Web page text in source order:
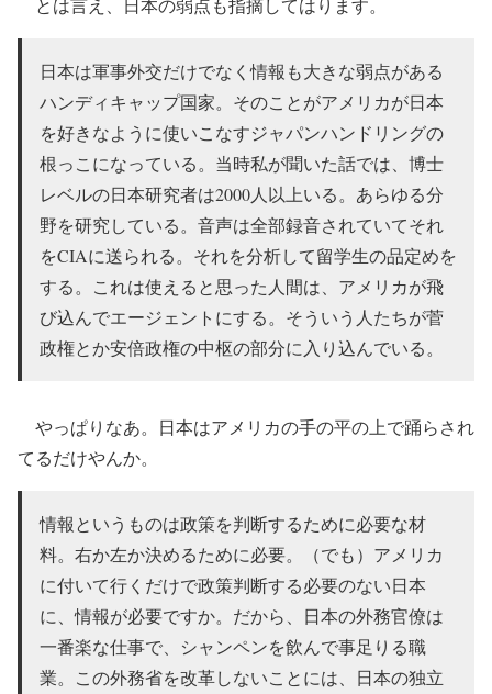
とは言え、日本の弱点も指摘してはります。
日本は軍事外交だけでなく情報も大きな弱点がある
ハンディキャップ国家。そのことがアメリカが日本
を好きなように使いこなすジャパンハンドリングの
根っこになっている。当時私が聞いた話では、博士
レベルの日本研究者は2000人以上いる。あらゆる分
野を研究している。音声は全部録音されていてそれ
をCIAに送られる。それを分析して留学生の品定めを
する。これは使えると思った人間は、アメリカが飛
び込んでエージェントにする。そういう人たちが菅
政権とか安倍政権の中枢の部分に入り込んでいる。
やっぱりなあ。日本はアメリカの手の平の上で踊らされ
てるだけやんか。
情報というものは政策を判断するために必要な材
料。右か左か決めるために必要。（でも）アメリカ
に付いて行くだけで政策判断する必要のない日本
に、情報が必要ですか。だから、日本の外務官僚は
一番楽な仕事で、シャンペンを飲んで事足りる職
業。この外務省を改革しないことには、日本の独立